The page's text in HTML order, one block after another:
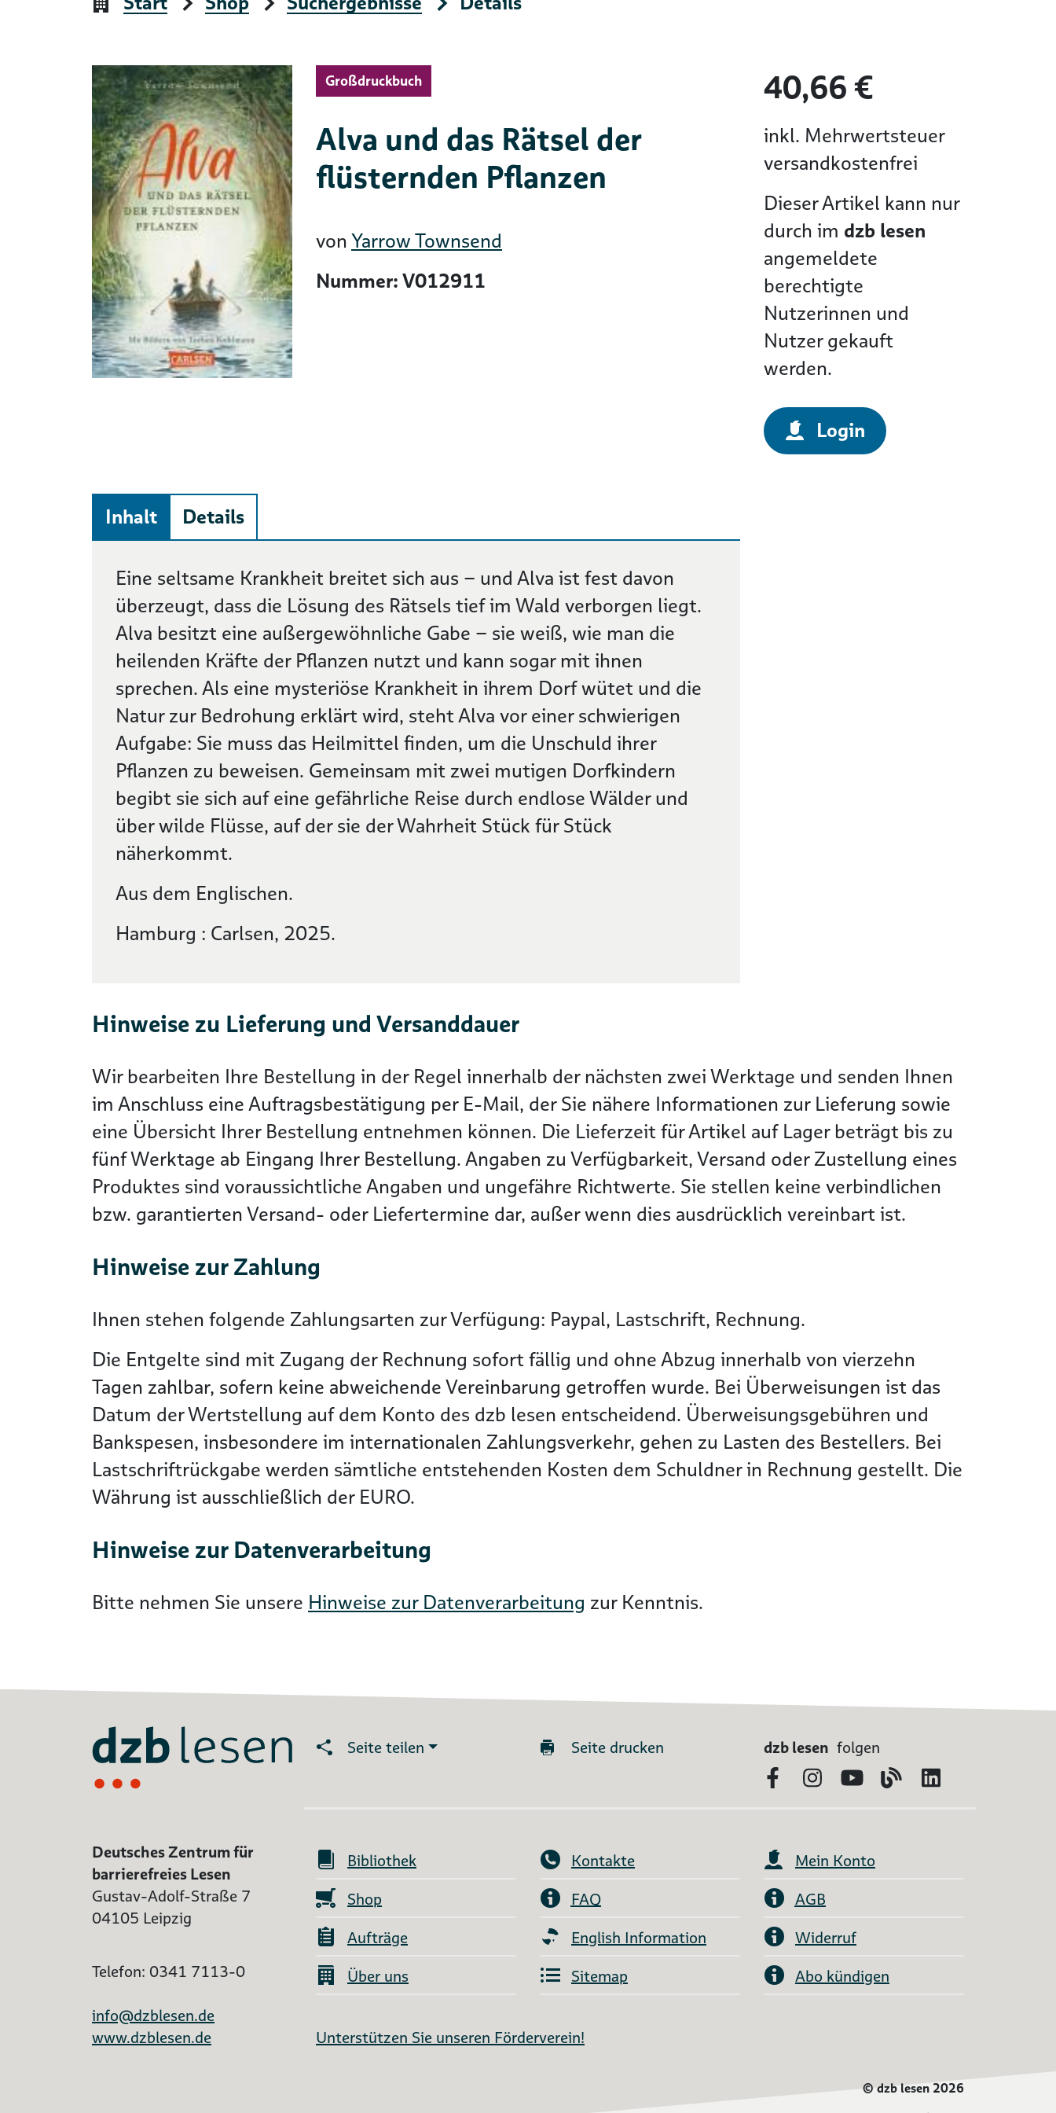
Großdruckbuch
Alva und das Rätsel der
flüsternden Pflanzen
vonYarrow Townsend
Nummer: V012911
40,66 €
inkl. Mehrwertsteuer
versandkostenfrei
Dieser Artikel kann nur
durch im dzb lesen
angemeldete
berechtigte
Nutzerinnen und
Nutzer gekauft
werden.
Login
Inhalt Details
Beschreibung
Eine seltsame Krankheit breitet sich aus – und Alva ist fest davon
überzeugt, dass die Lösung des Rätsels tief im Wald verborgen liegt.
Alva besitzt eine außergewöhnliche Gabe – sie weiß, wie man die
heilenden Kräfte der Pflanzen nutzt und kann sogar mit ihnen
sprechen. Als eine mysteriöse Krankheit in ihrem Dorf wütet und die
Natur zur Bedrohung erklärt wird, steht Alva vor einer schwierigen
Aufgabe: Sie muss das Heilmittel finden, um die Unschuld ihrer
Pflanzen zu beweisen. Gemeinsam mit zwei mutigen Dorfkindern
begibt sie sich auf eine gefährliche Reise durch endlose Wälder und
über wilde Flüsse, auf der sie der Wahrheit Stück für Stück
näherkommt.
Aus dem Englischen.
Hamburg : Carlsen, 2025.
Hinweise zu Lieferung und Versanddauer
Wir bearbeiten Ihre Bestellung in der Regel innerhalb der nächsten zwei Werktage und senden Ihnen
im Anschluss eine Auftragsbestätigung per E-Mail, der Sie nähere Informationen zur Lieferung sowie
eine Übersicht Ihrer Bestellung entnehmen können. Die Lieferzeit für Artikel auf Lager beträgt bis zu
fünf Werktage ab Eingang Ihrer Bestellung. Angaben zu Verfügbarkeit, Versand oder Zustellung eines
Produktes sind voraussichtliche Angaben und ungefähre Richtwerte. Sie stellen keine verbindlichen
bzw. garantierten Versand- oder Liefertermine dar, außer wenn dies ausdrücklich vereinbart ist.
Hinweise zur Zahlung
Ihnen stehen folgende Zahlungsarten zur Verfügung: Paypal, Lastschrift, Rechnung.
Die Entgelte sind mit Zugang der Rechnung sofort fällig und ohne Abzug innerhalb von vierzehn
Tagen zahlbar, sofern keine abweichende Vereinbarung getroffen wurde. Bei Überweisungen ist das
Datum der Wertstellung auf dem Konto des dzb lesen entscheidend. Überweisungsgebühren und
Bankspesen, insbesondere im internationalen Zahlungsverkehr, gehen zu Lasten des Bestellers. Bei
Lastschriftrückgabe werden sämtliche entstehenden Kosten dem Schuldner in Rechnung gestellt. Die
Währung ist ausschließlich der EURO.
Hinweise zur Datenverarbeitung
Bitte nehmen Sie unsere Hinweise zur Datenverarbeitung zur Kenntnis.
Seite teilen Seite drucken dzb lesen folgen
FacebookInstagram
YouTubeBlog
Deutsches Zentrum für
barrierefreies Lesen
Gustav-Adolf-Straße 7
04105 Leipzig
Telefon: 0341 7113-0
info@dzblesen.de
www.dzblesen.de
Bibliothek Kontakte
Mein Konto
Shop
FAQ
AGB
Aufträge
English Information
Widerruf
Über uns
Sitemap Abo kündigen
Unterstützen Sie unseren Förderverein!
©dzb lesen 2026